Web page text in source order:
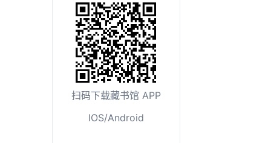
扫码下载藏书馆 APP
IOS/Android